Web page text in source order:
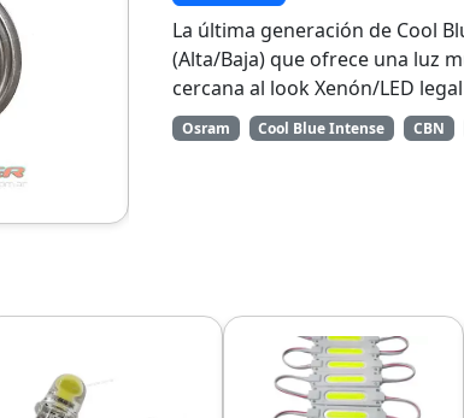
La última generación de Cool
(Alta/Baja) que ofrece una luz
cercana al look Xenón/LED
Osram Cool Blue Intense CBN